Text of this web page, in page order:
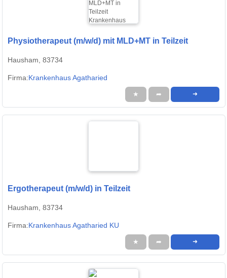
Physiotherapeut (m/w/d) mit MLD+MT in Teilzeit
Hausham, 83734
Firma:Krankenhaus Agatharied
★ ➦ ➜
Ergotherapeut (m/w/d) in Teilzeit
Hausham, 83734
Firma:Krankenhaus Agatharied KU
★ ➦ ➜